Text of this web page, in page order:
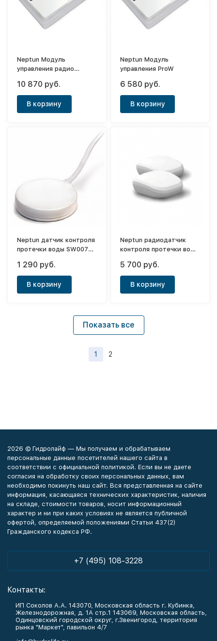
Neptun Модуль
управления радио
10 870 руб.
В корзину
Neptun Модуль
управления ProW
6 580 руб.
В корзину
Neptun датчик контроля
протечки воды SW007
1 290 руб.
В корзину
Neptun радиодатчик
контроля протечки воды
5 700 руб.
В корзину
Показать все
1 2
2026 © Гидролайф — Мы получаем и обрабатываем
персональные данные посетителей нашего сайта в
соответствии с официальной политикой. Если вы не даете
согласия на обработку своих персональных данных, вам
необходимо покинуть наш сайт. Вся представленная на сайте
информация, касающаяся технических характеристик, наличия
на складе, стоимости товаров, носит информационный
характер и ни при каких условиях не является публичной
офертой, определяемой положениями Статьи 437(2)
Гражданского кодекса РФ.
+7 (495) 108-3228
Контакты:
ИП Соколов А.А. 143070, Московская область г. Кубинка,
Железнодорожная, д. 1А стр.1 143069, Московская область,
Одинцовский городской округ, г.Звенигород, территория
рынка "Маркет", павильон 4/7